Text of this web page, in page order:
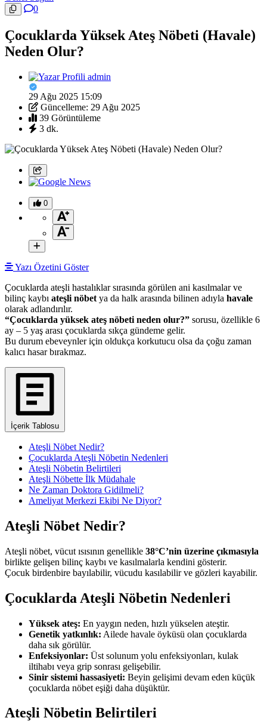
0
Çocuklarda Yüksek Ateş Nöbeti (Havale)
Neden Olur?
admin
29 Ağu 2025 15:09
Güncelleme: 29 Ağu 2025
39 Görüntüleme
3 dk.
0
Yazı Özetini Göster
Çocuklarda ateşli hastalıklar sırasında görülen ani kasılmalar ve
bilinç kaybı ateşli nöbet ya da halk arasında bilinen adıyla havale
olarak adlandırılır.
“Çocuklarda yüksek ateş nöbeti neden olur?” sorusu, özellikle 6
ay – 5 yaş arası çocuklarda sıkça gündeme gelir.
Bu durum ebeveynler için oldukça korkutucu olsa da çoğu zaman
kalıcı hasar bırakmaz.
İçerik Tablosu
Ateşli Nöbet Nedir?
Çocuklarda Ateşli Nöbetin Nedenleri
Ateşli Nöbetin Belirtileri
Ateşli Nöbette İlk Müdahale
Ne Zaman Doktora Gidilmeli?
Ameliyat Merkezi Ekibi Ne Diyor?
Ateşli Nöbet Nedir?
Ateşli nöbet, vücut ısısının genellikle 38°C’nin üzerine çıkmasıyla
birlikte gelişen bilinç kaybı ve kasılmalarla kendini gösterir.
Çocuk birdenbire bayılabilir, vücudu kasılabilir ve gözleri kayabilir.
Çocuklarda Ateşli Nöbetin Nedenleri
Yüksek ateş: En yaygın neden, hızlı yükselen ateştir.
Genetik yatkınlık: Ailede havale öyküsü olan çocuklarda
daha sık görülür.
Enfeksiyonlar: Üst solunum yolu enfeksiyonları, kulak
iltihabı veya grip sonrası gelişebilir.
Sinir sistemi hassasiyeti: Beyin gelişimi devam eden küçük
çocuklarda nöbet eşiği daha düşüktür.
Ateşli Nöbetin Belirtileri